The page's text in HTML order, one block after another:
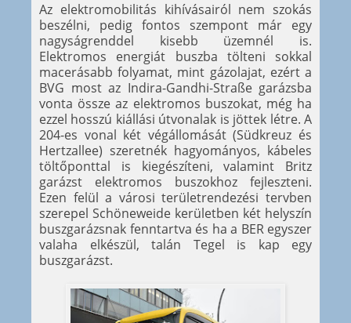
Az elektromobilitás kihívásairól nem szokás
beszélni, pedig fontos szempont már egy
nagyságrenddel kisebb üzemnél is.
Elektromos energiát buszba tölteni sokkal
macerásabb folyamat, mint gázolajat, ezért a
BVG most az Indira-Gandhi-Straße garázsba
vonta össze az elektromos buszokat, még ha
ezzel hosszú kiállási útvonalak is jöttek létre. A
204-es vonal két végállomását (Südkreuz és
Hertzallee) szeretnék hagyományos, kábeles
töltőponttal is kiegészíteni, valamint Britz
garázst elektromos buszokhoz fejleszteni.
Ezen felül a városi területrendezési tervben
szerepel Schöneweide kerületben két helyszín
buszgarázsnak fenntartva és ha a BER egyszer
valaha elkészül, talán Tegel is kap egy
buszgarázst.